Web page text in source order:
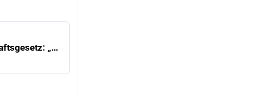
Gewessler zu Elektrizitätswirtschaftsgesetz: „Braucht rasch einen neuen Entwurf“